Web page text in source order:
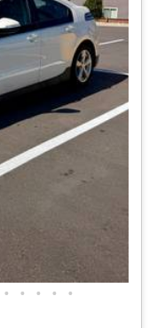
• • • • •